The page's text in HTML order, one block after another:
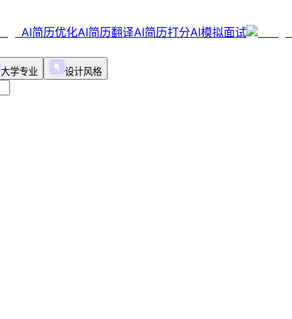
AI简历优化AI简历翻译AI简历打分AI模拟面试
大学专业 设计风格